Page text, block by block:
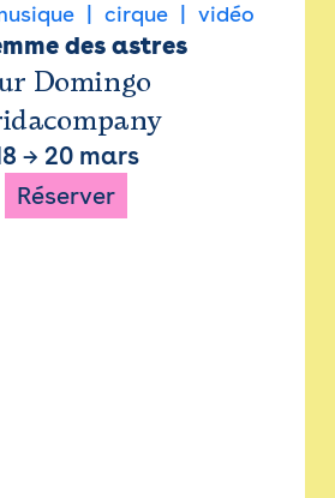
cirque vidéo
des astres
Domingo
→ 20 mars
Réserver